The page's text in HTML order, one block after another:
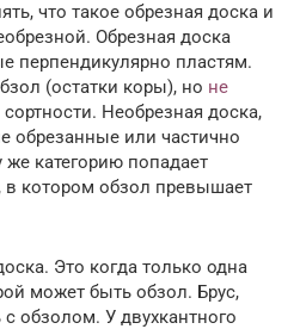
что такое обрезная доска и
Обрезная доска
перпендикулярно пластям.
(остатки коры), но не
сортности. Необрезная доска,
обрезанные или частично
категорию попадает
в котором обзол превышает
Это когда только одна
может быть обзол. Брус,
обзолом. У двухкантного